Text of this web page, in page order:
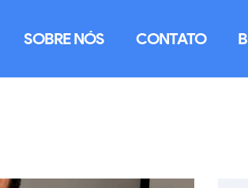
SOBRE NÓS CONTATO